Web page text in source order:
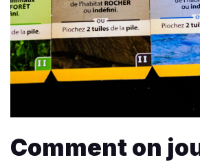
Comment on